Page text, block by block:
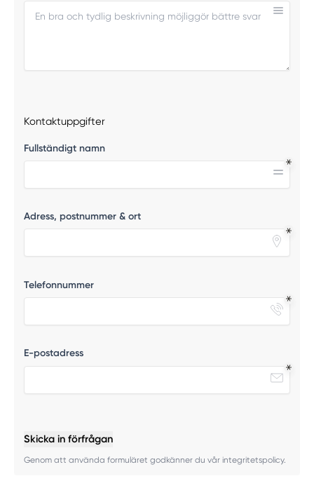
Kontaktuppgifter
Fullständigt namn
Adress, postnummer & ort
Telefonnummer
E-postadress
Skicka in förfrågan
Genom att använda formuläret godkänner du vår integritetspolicy.